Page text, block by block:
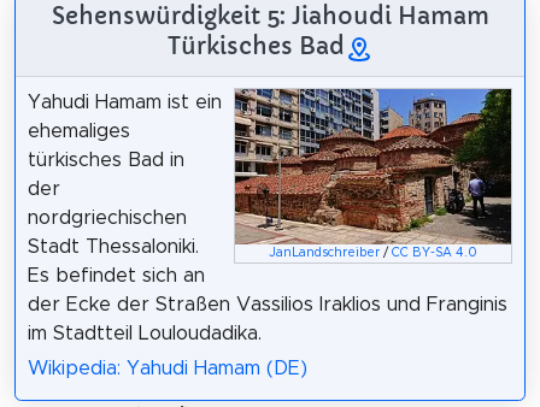
Sehenswürdigkeit 5: Jiahoudi Hamam
Türkisches Bad
JanLandschreiber /CC BY-SA 4.0
Yahudi Hamam ist ein
ehemaliges
türkisches Bad in
der
nordgriechischen
Stadt Thessaloniki.
Es befindet sich an
der Ecke der Straßen Vassilios Iraklios und Franginis
im Stadtteil Louloudadika.
Wikipedia: Yahudi Hamam (DE)